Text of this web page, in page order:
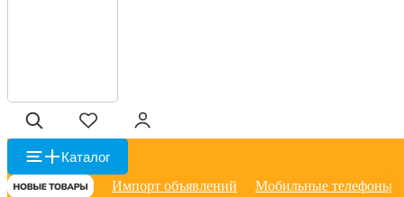
Каталог
Импорт объявлений
Мобильные телефоны